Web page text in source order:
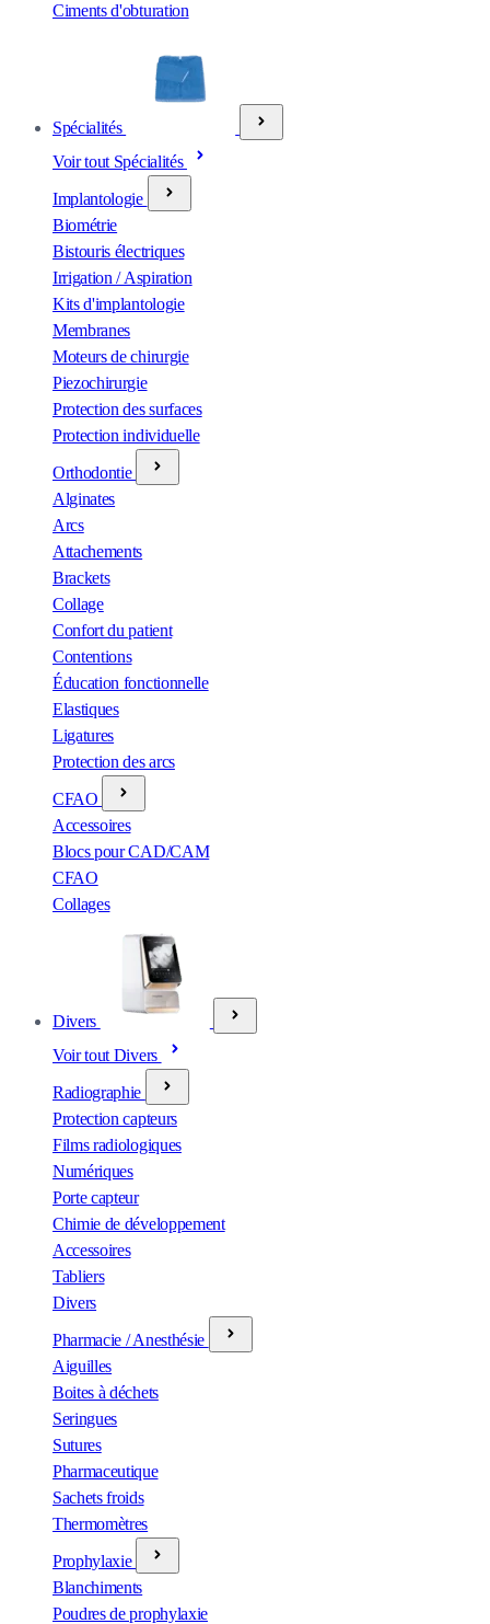
Ciments d'obturation
Spécialités
Voir tout Spécialités
Implantologie
Biométrie
Bistouris électriques
Irrigation / Aspiration
Kits d'implantologie
Membranes
Moteurs de chirurgie
Piezochirurgie
Protection des surfaces
Protection individuelle
Orthodontie
Alginates
Arcs
Attachements
Brackets
Collage
Confort du patient
Contentions
Éducation fonctionnelle
Elastiques
Ligatures
Protection des arcs
CFAO
Accessoires
Blocs pour CAD/CAM
CFAO
Collages
Divers
Voir tout Divers
Radiographie
Protection capteurs
Films radiologiques
Numériques
Porte capteur
Chimie de développement
Accessoires
Tabliers
Divers
Pharmacie / Anesthésie
Aiguilles
Boites à déchets
Seringues
Sutures
Pharmaceutique
Sachets froids
Thermomètres
Prophylaxie
Blanchiments
Poudres de prophylaxie